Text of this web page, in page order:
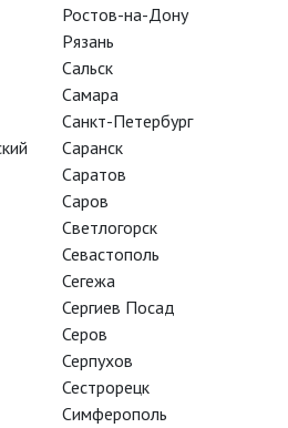
Кагуя –
сказка о
– в танце под бой
Ростов-на-Дону
Рязань
Сальск
Самара
Санкт-Петербург
Саранск
Саратов
Саров
Светлогорск
Севастополь
Сегежа
Сергиев Посад
Серов
Серпухов
Сестрорецк
Симферополь